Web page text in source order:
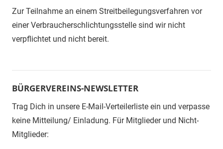
Zur Teilnahme an einem Streitbeilegungsverfahren vor
einer Verbraucherschlichtungsstelle sind wir nicht
verpflichtet und nicht bereit.
BÜRGERVEREINS-NEWSLETTER
Trag Dich in unsere E-Mail-Verteilerliste ein und verpasse
keine Mitteilung/ Einladung. Für Mitglieder und Nicht-
Mitglieder: